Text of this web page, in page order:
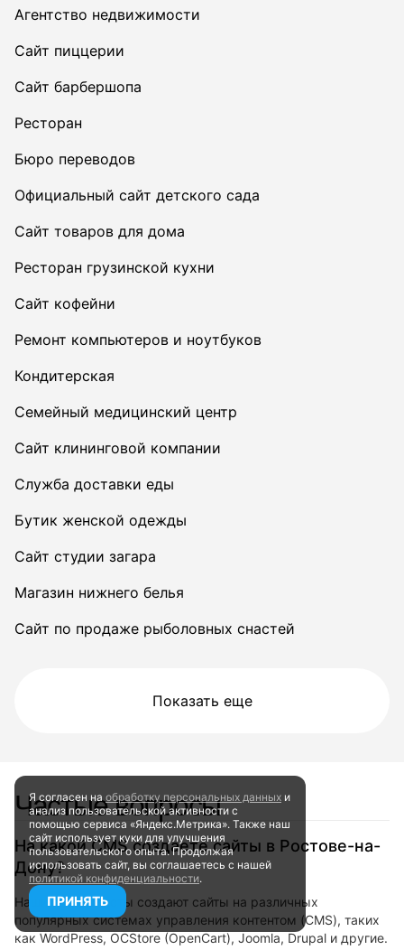
Агентство недвижимости
Сайт пиццерии
Сайт барбершопа
Ресторан
Бюро переводов
Официальный сайт детского сада
Сайт товаров для дома
Ресторан грузинской кухни
Сайт кофейни
Ремонт компьютеров и ноутбуков
Кондитерская
Семейный медицинский центр
Сайт клининговой компании
Служба доставки еды
Бутик женской одежды
Сайт студии загара
Магазин нижнего белья
Сайт по продаже рыболовных снастей
Показать еще
Частые вопросы
На какой CMS создаете сайты в Ростове-на-
Дону?
Наши специалисты создают сайты на различных
популярных системах управления контентом (CMS), таких
как WordPress, OCStore (OpenCart), Joomla, Drupal и другие.
Я согласен наобработку персональных данных и
анализ пользовательской активности с
помощью сервиса «Яндекс.Метрика». Также наш
сайт использует куки для улучшения
пользовательского опыта.Продолжая
использовать сайт, вы соглашаетесь с нашей
политикой конфиденциальности.
ПРИНЯТЬ